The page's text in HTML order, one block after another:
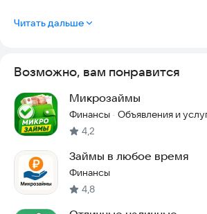
Читать дальше
Возможно, вам понравится
Микрозаймы
Финансы · Объявления и
4,2
Займы в любое время
Финансы
4,8